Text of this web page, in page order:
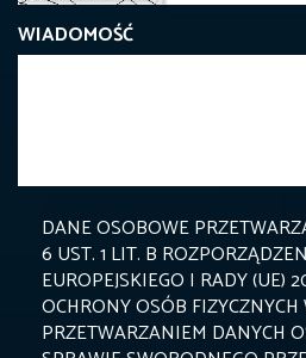
WIADOMOŚĆ
DANE OSOBOWE
6 UST. 1 LIT. B
EUROPEJSKIEGO I RADY (UE)
OCHRONY OSÓB
PRZETWARZANIEM DANYCH